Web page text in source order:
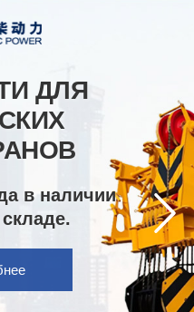
ДЛЯ
в наличии